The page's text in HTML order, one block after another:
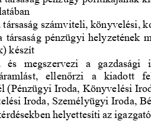
ában
társaság számviteli, könyvelési,
társaság pénzügyi helyzetének
készít
és  megszervezi  a gazdasági
ellenőrzi  a  kiadott
(Pénzügyi Iroda, Könyvelési
Iroda , Személyügyi Iroda,
helyettesíti az